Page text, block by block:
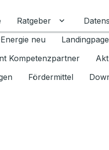
Ratgeber Untermenü
neu
Kompetenzpartner
Fördermittel